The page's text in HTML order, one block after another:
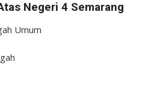
Negeri 4 Semarang
Umum